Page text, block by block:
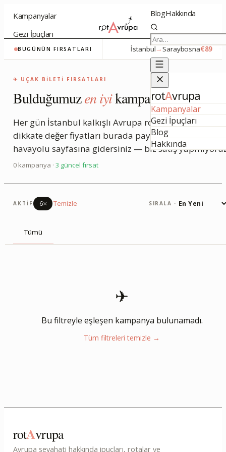
Kampanyalar
Gezi İpuçları
BlogHakkında
rotAvrupa
Kampanyalar
Gezi İpuçları
Blog
Hakkında
BUGÜNÜN FIRSATLARI
İstanbul→Atina€76 İstanbul→Saraybosna€89
✈ UÇAK BILETI FIRSATLARI
Bulduğumuzen iyikampanyalar.
Her gün İstanbul kalkışlı Avrupa rotalarını tarar,
dikkate değer fiyatları burada paylaşırız. Tıklayınca
havayolu sayfasına gidersiniz — biz satış
0kampanya · 3 güncel fırsat
AKTIF 6× Temizle SIRALA ·
Tümü
✈
Bu filtreyle eşleşen kampanya bulunamadı.
Tüm filtreleri temizle →
rotAvrupa
Avrupa seyahati hakkında ipuçları, rotalar ve